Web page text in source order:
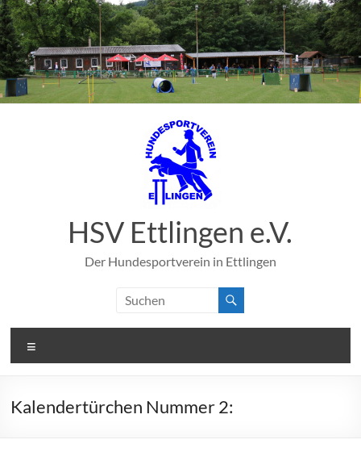
Zum
Inhalt
springen
HSV Ettlingen e.V.
Der Hundesportverein in Ettlingen
Kalendertürchen Nummer 2: